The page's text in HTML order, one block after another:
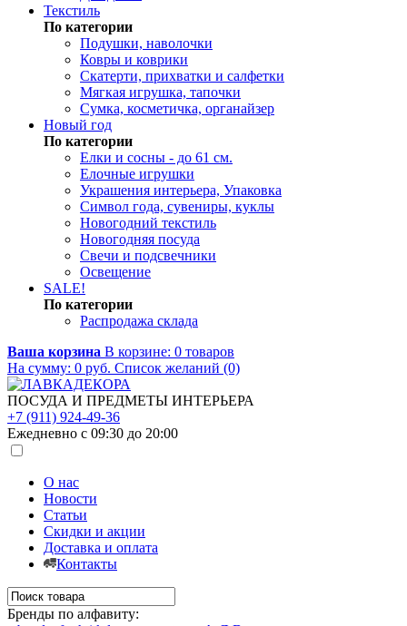
Текстиль
По категории
Подушки, наволочки
Ковры и коврики
Скатерти, прихватки и салфетки
Мягкая игрушка, тапочки
Сумка, косметичка, органайзер
Новый год
По категории
Елки и сосны - до 61 см.
Елочные игрушки
Украшения интерьера, Упаковка
Символ года, сувениры, куклы
Новогодний текстиль
Новогодняя посуда
Свечи и подсвечники
Освещение
SALE!
По категории
Распродажа склада
Ваша корзина В корзине: 0 товаров
На сумму: 0 руб. Список желаний (0)
ПОСУДА И ПРЕДМЕТЫ ИНТЕРЬЕРА
+7 (911) 924-49-36
Ежедневно с 09:30 до 20:00
О нас
Новости
Статьи
Скидки и акции
Доставка и оплата
Контакты
Бренды по алфавиту: